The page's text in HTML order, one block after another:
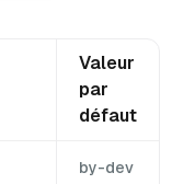
Valeur
par
défaut
by-dev